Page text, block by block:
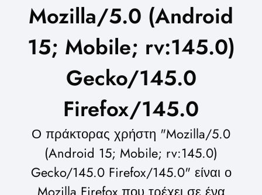
Mozilla/5.0 (Android
15; Mobile; rv:145.0)
Gecko/145.0
Firefox/145.0
Ο πράκτορας χρήστη "Mozilla/5.0
(Android 15; Mobile; rv:145.0)
Gecko/145.0 Firefox/145.0" είναι ο